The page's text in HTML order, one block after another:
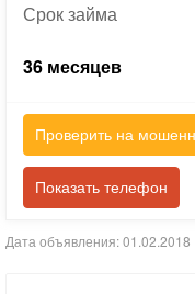
Срокзайма
36 месяцев
Проверить на
Показать телефон
Дата объявления: 01.02.2018